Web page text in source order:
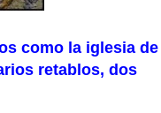
como la iglesia de
retablos, dos